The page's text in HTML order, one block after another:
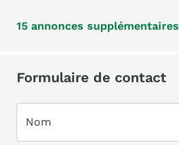
15 annonces supplémentaires
Formulaire de contact
Nom